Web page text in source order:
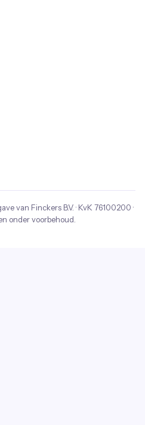
van Finckers B.V. · KvK 76100200 ·
onder voorbehoud.